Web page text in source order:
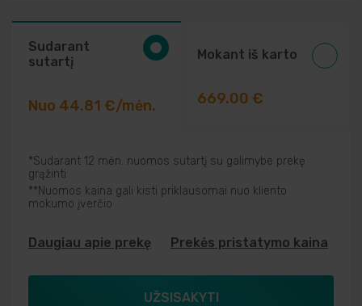
Sudarant
sutartį
Nuo 44.81 €/mėn.
Mokant iš karto
669.00 €
*Sudarant 12 mėn. nuomos sutartį su galimybe prekę
grąžinti
**Nuomos kaina gali kisti priklausomai nuo kliento
mokumo įverčio
Daugiau apie prekę Prekės pristatymo kaina
UŽSISAKYTI